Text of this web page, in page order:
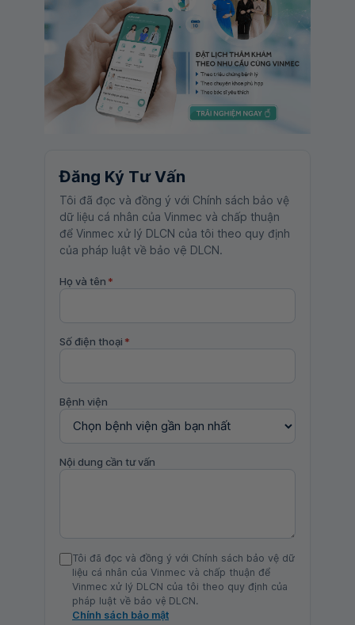
Đăng Ký Tư Vấn
Tôi đã đọc và đồng ý với Chính sách bảo vệ
dữ liệu cá nhân của Vinmec và chấp thuận
để Vinmec xử lý DLCN của tôi theo quy định
của pháp luật về bảo vệ DLCN.
Họ và tên *
Số điện thoại *
Bệnh viện
Nội dung cần tư vấn
Tôi đã đọc và đồng ý với Chính sách bảo vệ dữ
liệu cá nhân của Vinmec và chấp thuận để
Vinmec xử lý DLCN của tôi theo quy định của
pháp luật về bảo vệ DLCN.
Chính sách bảo mật